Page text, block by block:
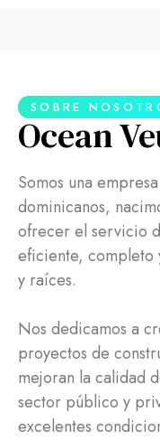
SOBRE
Ocean
Somos una
dominicanos,
ofrecer el servicio
eficiente, completo
y raíces.
Nos dedicamos a
proyectos de
mejoran la calidad
sector público y
excelentes